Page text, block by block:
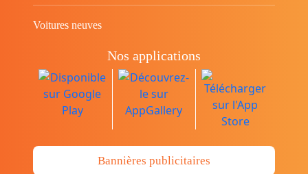
Voitures neuves
Nos applications
Bannières publicitaires